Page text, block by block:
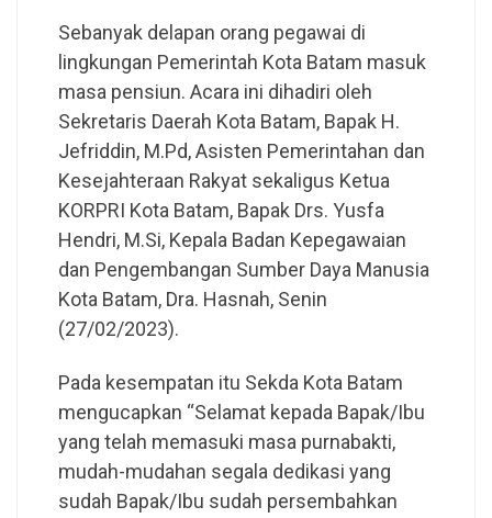
Sebanyak delapan orang pegawai di
lingkungan Pemerintah Kota Batam masuk
masa pensiun. Acara ini dihadiri oleh
Sekretaris Daerah Kota Batam, Bapak H.
Jefriddin, M.Pd, Asisten Pemerintahan dan
Kesejahteraan Rakyat sekaligus Ketua
KORPRI Kota Batam, Bapak Drs. Yusfa
Hendri, M.Si, Kepala Badan Kepegawaian
dan Pengembangan Sumber Daya Manusia
Kota Batam, Dra. Hasnah, Senin
(27/02/2023).
Pada kesempatan itu Sekda Kota Batam
mengucapkan “Selamat kepada Bapak/Ibu
yang telah memasuki masa purnabakti,
mudah-mudahan segala dedikasi yang
sudah Bapak/Ibu sudah persembahkan